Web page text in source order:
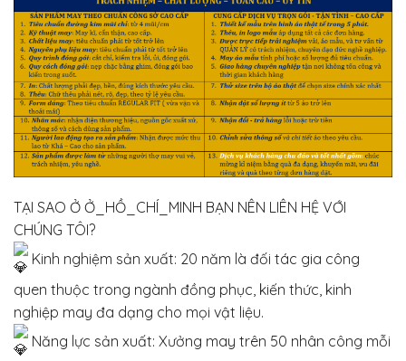
TẠI SAO Ở Ở_HỒ_CHÍ_MINH BẠN NÊN LIÊN HỆ VỚI
CHÚNG TÔI?
Kinh nghiệm sản xuất: 20 năm là đối tác gia công
quen thuộc trong ngành đồng phục, kiến thức, kinh
nghiệp may đa dạng cho mọi vật liệu.
Năng lực sản xuất: Xưởng may trên 50 nhân công mỗi